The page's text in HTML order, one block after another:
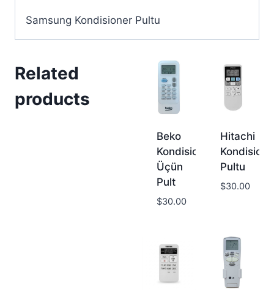
Samsung Kondisioner Pultu
Related
products
Beko
Kondisioner
Üçün
Pult
$30.00
Hitachi
Pultu
$30.00